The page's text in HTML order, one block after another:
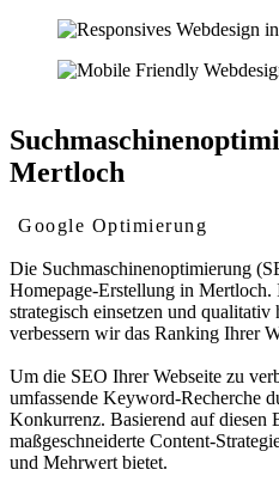
Mertloch
Google Optimierung
Die Suchmaschinenoptimierung
Homepage-Erstellung in
strategisch einsetzen und
verbessern wir das Ranking Ihrer
Um die SEO Ihrer Webseite zu
umfassende Keyword-Recherche
Konkurrenz. Basierend auf diesen
maßgeschneiderte Content-
und Mehrwert bietet.